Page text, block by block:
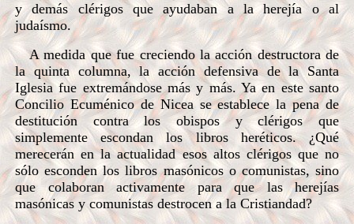
y demás clérigos que ayudaban a la herejía o al
judaísmo.
A medida que fue creciendo la acción destructora de
la quinta columna, la acción defensiva de la Santa
Iglesia fue extremándose más y más. Ya en este santo
Concilio Ecuménico de Nicea se establece la pena de
destitución contra los obispos y clérigos que
simplemente escondan los libros heréticos. ¿Qué
merecerán en la actualidad esos altos clérigos que no
sólo esconden los libros masónicos o comunistas, sino
que colaboran activamente para que las herejías
masónicas y comunistas destrocen a la Cristiandad?